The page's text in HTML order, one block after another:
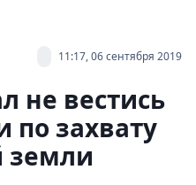
11:17, 06 сентября 2019
не вестись
по захвату
земли